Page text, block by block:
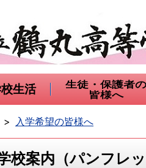
生活 生徒・保護者の
皆様へ
入学希望の皆様へ
案内（パンフレッ